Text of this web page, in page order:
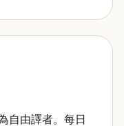
由譯者。每日